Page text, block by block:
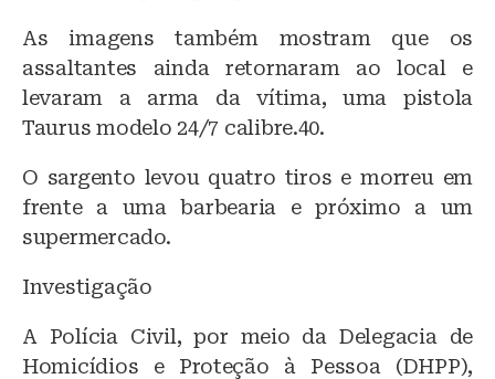
As imagens também mostram que os
assaltantes ainda retornaram ao local e
levaram a arma da vítima, uma pistola
Taurus modelo 24/7 calibre.40.
O sargento levou quatro tiros e morreu em
frente a uma barbearia e próximo a um
supermercado.
Investigação
A Polícia Civil, por meio da Delegacia de
Homicídios e Proteção à Pessoa (DHPP),